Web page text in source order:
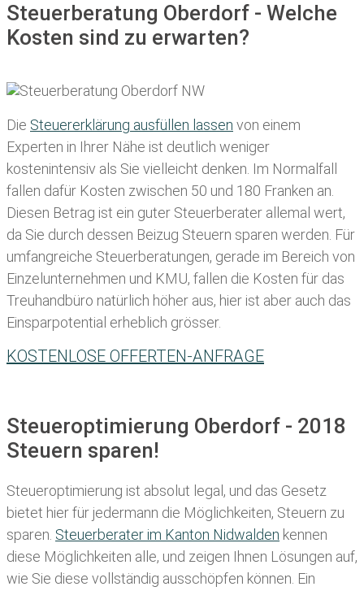
Steuerberatung Oberdorf - Welche
Kosten sind zu erwarten?
Die Steuererklärung ausfüllen lassen von einem
Experten in Ihrer Nähe ist deutlich weniger
kostenintensiv als Sie vielleicht denken. Im Normalfall
fallen dafür Kosten zwischen 50 und 180 Franken an.
Diesen Betrag ist ein guter Steuerberater allemal wert,
da Sie durch dessen Beizug Steuern sparen werden. Für
umfangreiche Steuerberatungen, gerade im Bereich von
Einzelunternehmen und KMU, fallen die Kosten für das
Treuhandbüro natürlich höher aus, hier ist aber auch das
Einsparpotential erheblich grösser.
KOSTENLOSE OFFERTEN-ANFRAGE
Steueroptimierung Oberdorf - 2018
Steuern sparen!
Steueroptimierung ist absolut legal, und das Gesetz
bietet hier für jedermann die Möglichkeiten, Steuern zu
sparen. Steuerberater im K anton Nidwalden kennen
diese Möglichkeiten alle, und zeigen Ihnen Lösungen auf,
wie Sie diese vollständig ausschöpfen können. Ein